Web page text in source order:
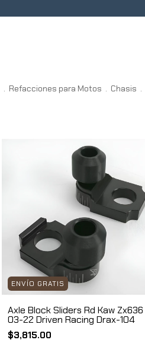
. Refacciones para Motos . Chasis .
ENVÍO GRATIS
Axle Block Sliders Rd Kaw Zx636
03-22 Driven Racing Drax-104
$3,815.00